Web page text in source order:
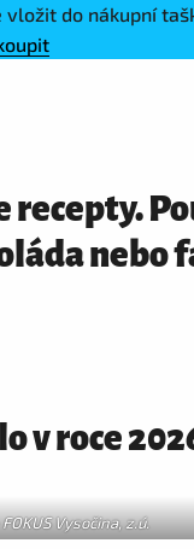
do nákupní
recepty.
v roce
Vysočina, z.ú.